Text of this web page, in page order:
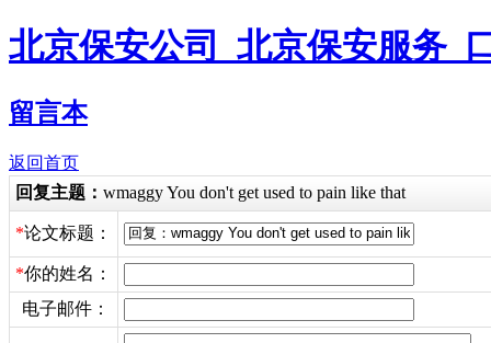
北京保安公司_北京保安服务_
留言本
返回首页
回复主题： wmaggy You don't get used to pain like that
*论文标题：
*你的姓名：
电子邮件：